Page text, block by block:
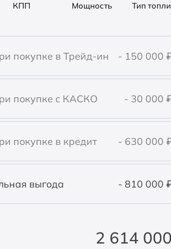
КПП Мощность Тип
покупке в Трейд-ин - 150 000
покупке с КАСКО - 30 000
покупке в кредит - 630 000
выгода - 810 000
2 614 000